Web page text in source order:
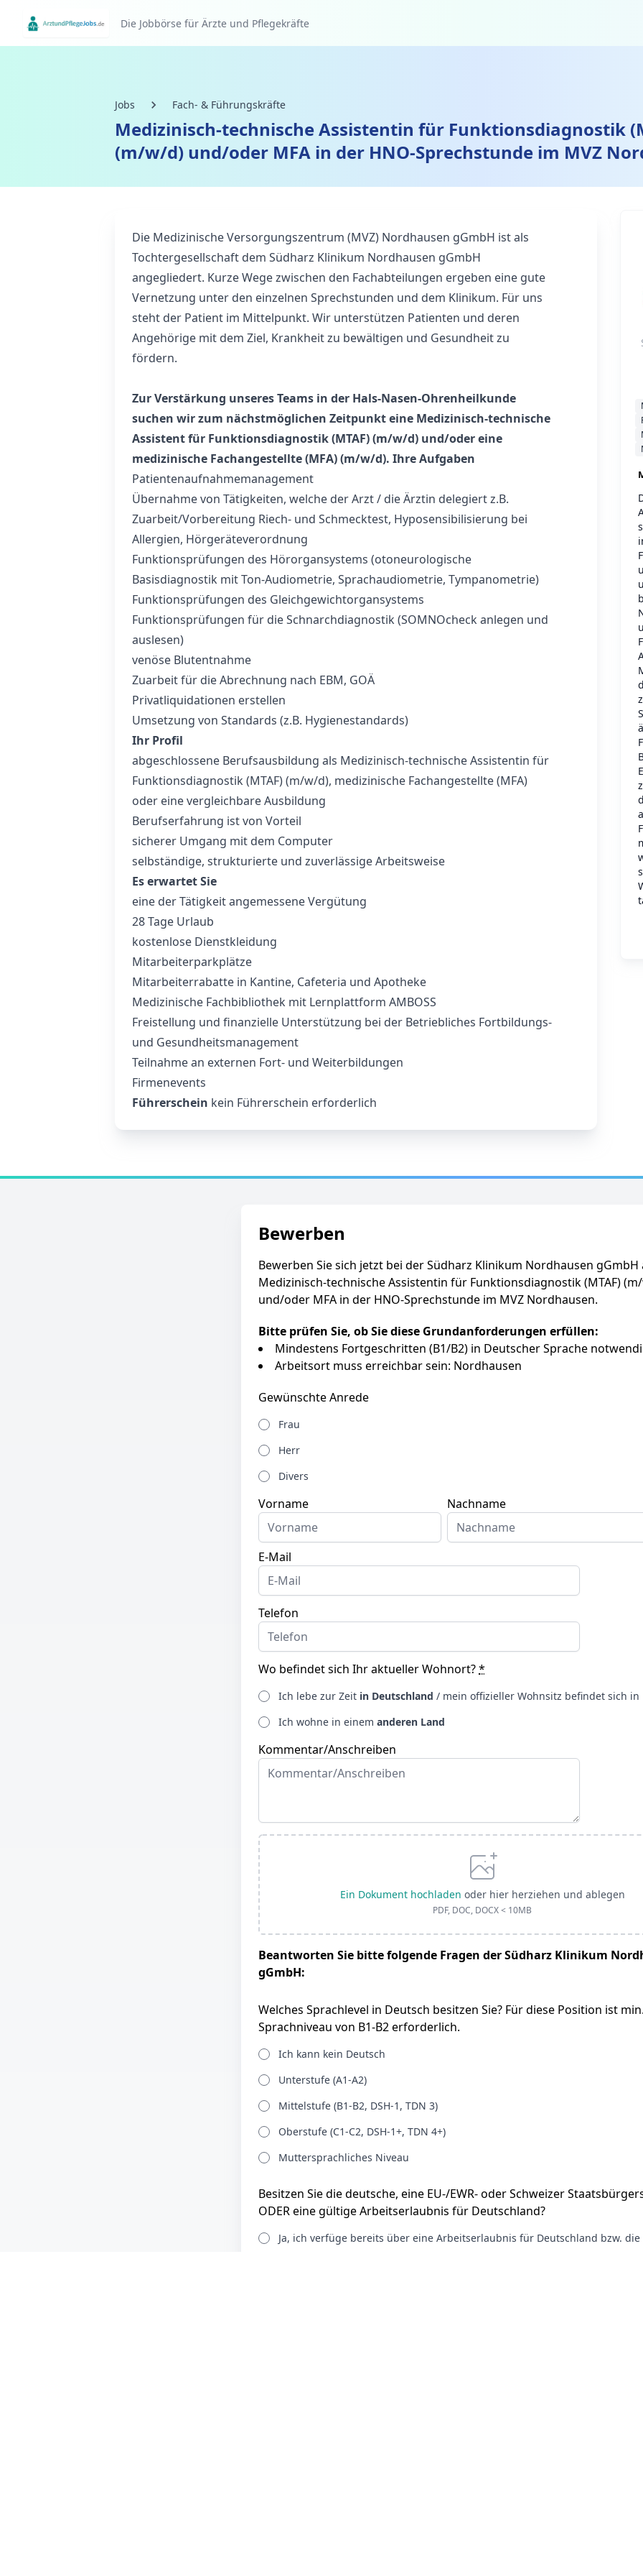
Die Jobbörse für Ärzte und Pflegekräfte
Jobs Fach- & Führungskräfte
Medizinisch-technische Assistentin für Funktionsdiagnostik
(m/w/d) und/oder MFA in der HNO-Sprechstunde im MVZ
Die Medizinische Versorgungszentrum (MVZ) Nordhausen gGmbH ist als
Tochtergesellschaft dem Südharz Klinikum Nordhausen gGmbH
angegliedert. Kurze Wege zwischen den Fachabteilungen ergeben eine gute
Vernetzung unter den einzelnen Sprechstunden und dem Klinikum. Für uns
steht der Patient im Mittelpunkt. Wir unterstützen Patienten und deren
Angehörige mit dem Ziel, Krankheit zu bewältigen und Gesundheit zu
fördern.
Zur Verstärkung unseres Teams in der Hals-Nasen-Ohrenheilkunde
suchen wir zum nächstmöglichen Zeitpunkt eine Medizinisch-technische
Assistent für Funktionsdiagnostik (MTAF) (m/w/d) und/oder eine
medizinische Fachangestellte (MFA) (m/w/d). Ihre Aufgaben
Patientenaufnahmemanagement
Übernahme von Tätigkeiten, welche der Arzt / die Ärztin delegiert z.B.
Zuarbeit/Vorbereitung Riech- und Schmecktest, Hyposensibilisierung bei
Allergien, Hörgeräteverordnung
Funktionsprüfungen des Hörorgansystems (otoneurologische
Basisdiagnostik mit Ton-Audiometrie, Sprachaudiometrie, Tympanometrie)
Funktionsprüfungen des Gleichgewichtorgansystems
Funktionsprüfungen für die Schnarchdiagnostik (SOMNOcheck anlegen und
auslesen)
venöse Blutentnahme
Zuarbeit für die Abrechnung nach EBM, GOÄ
Privatliquidationen erstellen
Umsetzung von Standards (z.B. Hygienestandards)
Ihr Profil
abgeschlossene Berufsausbildung als Medizinisch-technische Assistentin für
Funktionsdiagnostik (MTAF) (m/w/d), medizinische Fachangestellte (MFA)
oder eine vergleichbare Ausbildung
Berufserfahrung ist von Vorteil
sicherer Umgang mit dem Computer
selbständige, strukturierte und zuverlässige Arbeitsweise
Es erwartet Sie
eine der Tätigkeit angemessene Vergütung
28 Tage Urlaub
kostenlose Dienstkleidung
Mitarbeiterparkplätze
Mitarbeiterrabatte in Kantine, Cafeteria und Apotheke
Medizinische Fachbibliothek mit Lernplattform AMBOSS
Freistellung und finanzielle Unterstützung bei der Betriebliches Fortbildungs-
und Gesundheitsmanagement
Teilnahme an externen Fort- und Weiterbildungen
Firmenevents
Führerschein kein Führerschein erforderlich
Bewerben
Bewerben Sie sich jetzt bei der Südharz Klinikum Nordhausen gGmbH
Medizinisch-technische Assistentin für Funktionsdiagnostik (MTAF)
und/oder MFA in der HNO-Sprechstunde im MVZ Nordhausen.
Bitte prüfen Sie, ob Sie diese Grundanforderungen erfüllen:
Mindestens Fortgeschritten (B1/B2) in Deutscher Sprache
Arbeitsort muss erreichbar sein: Nordhausen
Gewünschte Anrede
Frau
Herr
Divers
Vorname Nachname
E-Mail
Telefon
Wo befindet sich Ihr aktueller Wohnort?*
Ich lebe zur Zeit in Deutschland / mein offizieller Wohnsitz befindet sich in
Ich wohne in einem anderen Land
Kommentar/Anschreiben
Ein Dokument hochladen oder hier herziehen und ablegen
PDF, DOC, DOCX < 10MB
Beantworten Sie bitte folgende Fragen der Südharz Klinikum
gGmbH:
Welches Sprachlevel in Deutsch besitzen Sie? Für diese Position ist
Sprachniveau von B1-B2 erforderlich.
Ich kann kein Deutsch
Unterstufe (A1-A2)
Mittelstufe (B1-B2, DSH-1, TDN 3)
Oberstufe (C1-C2, DSH-1+, TDN 4+)
Muttersprachliches Niveau
Besitzen Sie die deutsche, eine EU-/EWR- oder Schweizer
ODER eine gültige Arbeitserlaubnis für Deutschland?
Ja, ich verfüge bereits über eine Arbeitserlaubnis für Deutschland bzw. die